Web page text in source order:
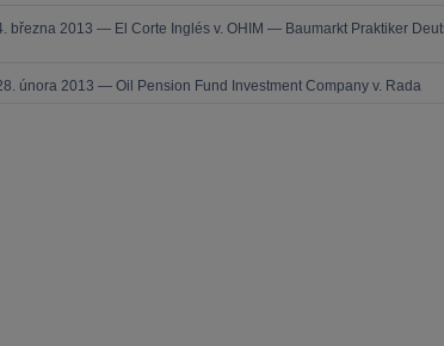
března 2013 — El Corte Inglés v. OHIM — Baumarkt Praktiker
února 2013 — Oil Pension Fund Investment Company v. Rada
Tomáš Nielsen
JUDr. Tomáš